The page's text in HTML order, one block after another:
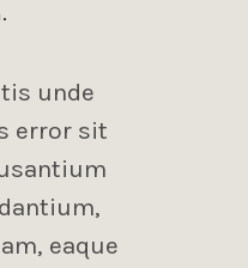
unde
error sit
eaque